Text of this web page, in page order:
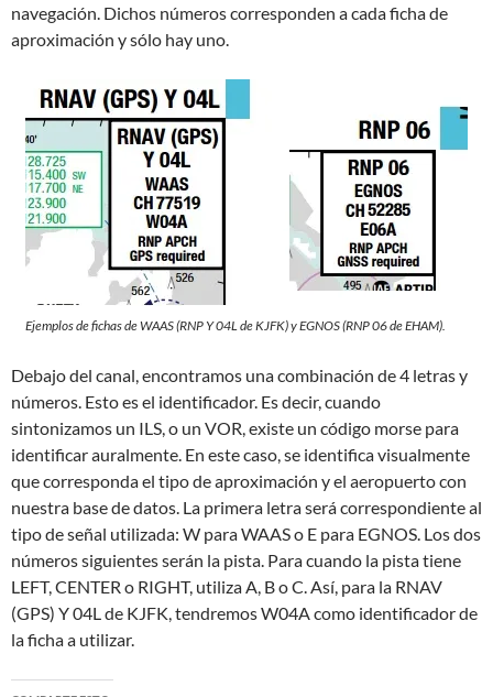
navegación. Dichos números corresponden a cada ficha de
aproximación y sólo hay uno.
Ejemplos de fichas de WAAS (RNP Y 04L de KJFK) y EGNOS (RNP 06 de EHAM).
Debajo del canal, encontramos una combinación de 4 letras y
números. Esto es el identificador. Es decir, cuando
sintonizamos un ILS, o un VOR, existe un código morse para
identificar auralmente. En este caso, se identifica visualmente
que corresponda el tipo de aproximación y el aeropuerto con
nuestra base de datos. La primera letra será correspondiente al
tipo de señal utilizada: W para WAAS o E para EGNOS. Los dos
números siguientes serán la pista. Para cuando la pista tiene
LEFT, CENTER o RIGHT, utiliza A, B o C. Así, para la RNAV
(GPS) Y 04L de KJFK, tendremos W04A como identificador de
la ficha a utilizar.